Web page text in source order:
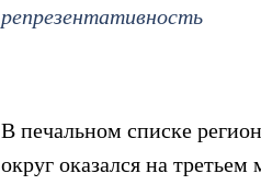
репрезентативность
В печальном списке
округ оказался на